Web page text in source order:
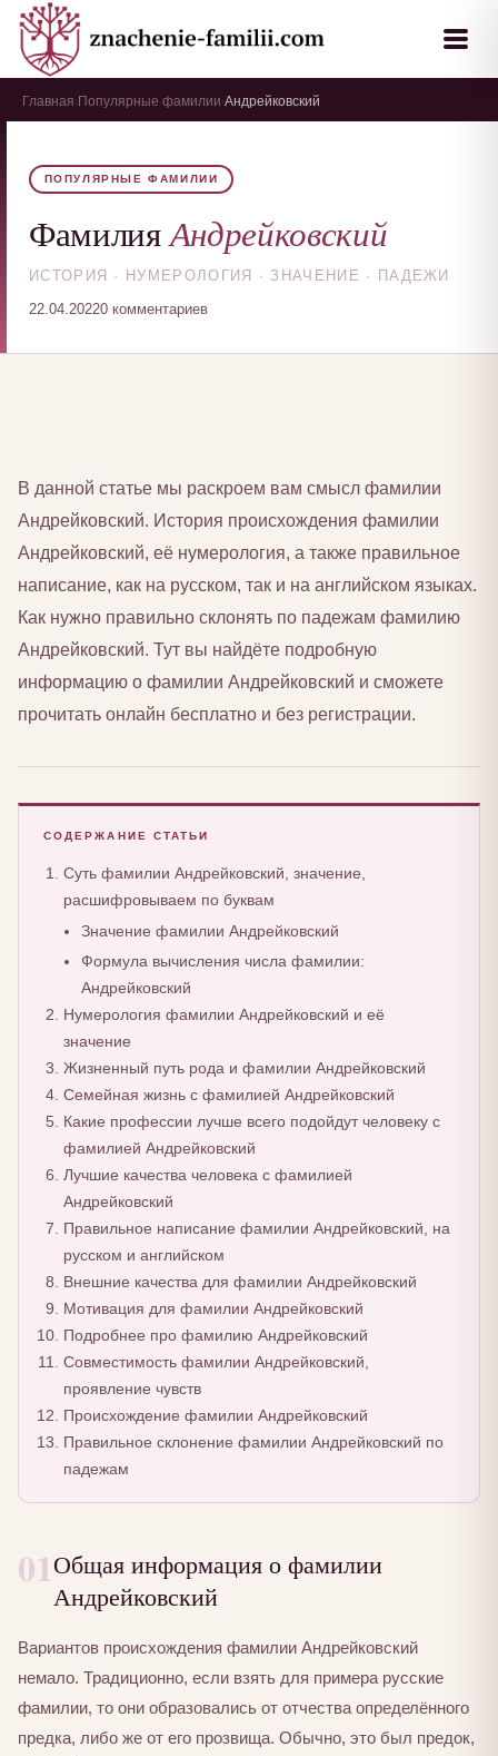
Главная Популярные фамилии Андрейковский
ПОПУЛЯРНЫЕ ФАМИЛИИ
ФамилияАндрейковский
ИСТОРИЯ · НУМЕРОЛОГИЯ · ЗНАЧЕНИЕ · ПАДЕЖИ
22.04.20220 комментариев
В данной статье мы раскроем вам смысл фамилии
Андрейковский. История происхождения фамилии
Андрейковский, её нумерология, а также правильное
написание, как на русском, так и на английском языках.
Как нужно правильно склонять по падежам фамилию
Андрейковский. Тут вы найдёте подробную
информацию о фамилии Андрейковский и сможете
прочитать онлайн бесплатно и без регистрации.
СОДЕРЖАНИЕ СТАТЬИ
Суть фамилии Андрейковский, значение,
расшифровываем по буквам
Значение фамилии Андрейковский
Формула вычисления числа фамилии:
Андрейковский
Нумерология фамилии Андрейковский и её
значение
Жизненный путь рода и фамилии Андрейковский
Семейная жизнь с фамилией Андрейковский
Какие профессии лучше всего подойдут человеку с
фамилией Андрейковский
Лучшие качества человека с фамилией
Андрейковский
Правильное написание фамилии Андрейковский, на
русском и английском
Внешние качества для фамилии Андрейковский
Мотивация для фамилии Андрейковский
Подробнее про фамилию Андрейковский
Совместимость фамилии Андрейковский,
проявление чувств
Происхождение фамилии Андрейковский
Правильное склонение фамилии Андрейковский по
падежам
01Общая информация о фамилии
Андрейковский
Вариантов происхождения фамилии Андрейковский
немало. Традиционно, если взять для примера русские
фамилии, то они образовались от отчества определённого
предка, либо же от его прозвища. Обычно, это был предок,